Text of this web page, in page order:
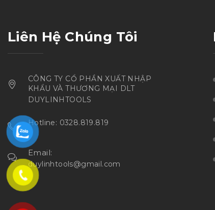
Liên Hệ Chúng Tôi
CÔNG TY CỔ PHẦN XUẤT NHẬP
KHẨU VÀ THƯƠNG MẠI DLT
DUYLINHTOOLS
Hotline: 0328.819.819
Email:
duylinhtools@gmail.com